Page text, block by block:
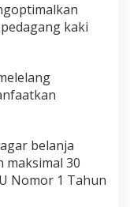
kaki
belanja
maksimal 30
Nomor 1 Tahun